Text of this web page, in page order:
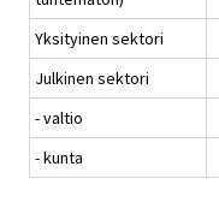
Yksityinen sektori
Julkinen sektori
- valtio
- kunta